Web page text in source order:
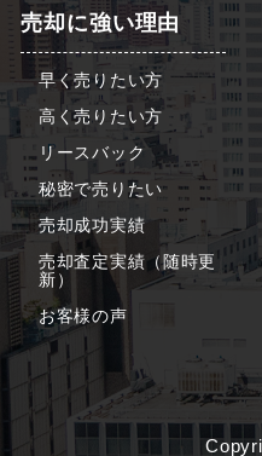
売却に強い理由
早く売りたい方
高く売りたい方
リースバック
秘密で売りたい
売却成功実績
売却査定実績（随時更
新）
お客様の声